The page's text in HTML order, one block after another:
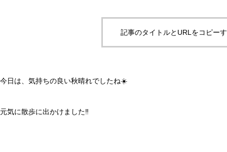
記事のタイトルとURLをコピー
今日は、気持ちの良い秋晴れでしたね☀️
元気に散歩に出かけました‼️